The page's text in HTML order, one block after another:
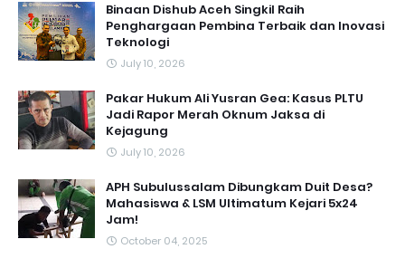
Binaan Dishub Aceh Singkil Raih
Penghargaan Pembina Terbaik dan Inovasi
Teknologi
July 10, 2026
Pakar Hukum Ali Yusran Gea: Kasus PLTU
Jadi Rapor Merah Oknum Jaksa di
Kejagung
July 10, 2026
APH Subulussalam Dibungkam Duit Desa?
Mahasiswa & LSM Ultimatum Kejari 5x24
Jam!
October 04, 2025